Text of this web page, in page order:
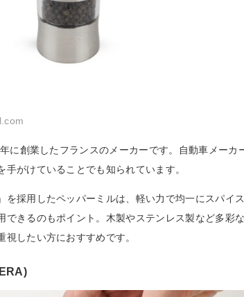
に創業したフランスのメーカーです。自動車メーカ
手がけていることでも知られています。
を採用したペッパーミルは、軽い力で均一にスパイ
できるのもポイント。木製やステンレス製など多彩
視したい方におすすめです。